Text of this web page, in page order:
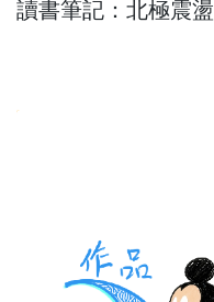
讀書筆記：北極震盪